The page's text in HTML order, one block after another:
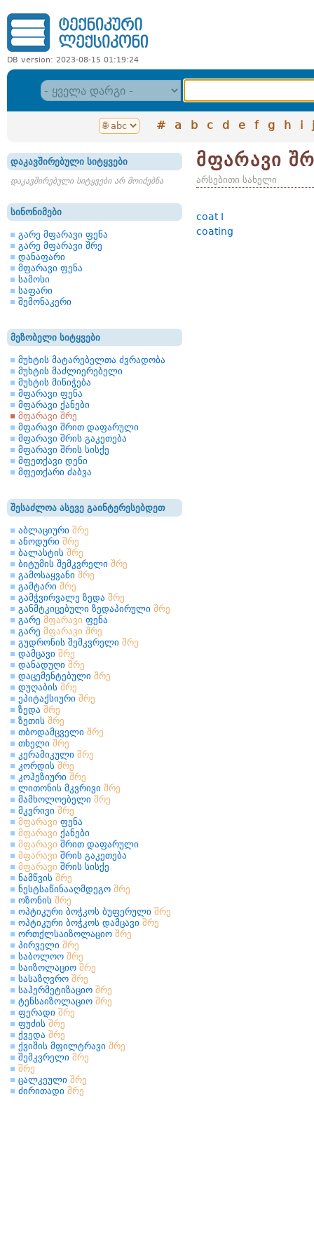
DB version: 2023-08-15 01:19:24
# a b c d e f g h i j
დაკავშირებული სიტყვები
დაკავშირებული სიტყვები არ მოიძებნა
სინონიმები
გარე მფარავი ფენა
გარე მფარავი შრე
დანაფარი
მფარავი ფენა
სამოსი
საფარი
შემონაკერი
მეზობელი სიტყვები
მუხტის მატარებელთა ძვრადობა
მუხტის მაძლიერებელი
მუხტის მინიჭება
მფარავი ფენა
მფარავი ქანები
მფარავი შრე
მფარავი შრით დაფარული
მფარავი შრის გაკეთება
მფარავი შრის სისქე
მფეთქავი დენი
მფეთქარი ძაბვა
შესაძლოა ასევე გაინტერესებდეთ
აბლაციური შრე
ანოდური შრე
ბალასტის შრე
ბიტუმის შემკვრელი შრე
გამოსაყვანი შრე
გამტარი შრე
გამჭვირვალე ზედა შრე
განმტკიცებული ზედაპირული შრე
გარე მფარავი ფენა
გარე მფარავი შრე
გუდრონის შემკვრელი შრე
დამცავი შრე
დანადუღი შრე
დაცემენტებული შრე
დუღაბის შრე
ეპიტაქსიური შრე
ზედა შრე
ზეთის შრე
თბოდამცველი შრე
თხელი შრე
კერამიკული შრე
კორდის შრე
კოჰეზიური შრე
ლითონის მკვრივი შრე
მამხოლოებელი შრე
მკვრივი შრე
მფარავი ფენა
მფარავი ქანები
მფარავი შრით დაფარული
მფარავი შრის გაკეთება
მფარავი შრის სისქე
ნამწვის შრე
ნესტსაწინააღმდეგო შრე
ოზონის შრე
ოპტიკური ბოჭკოს ბუფერული შრე
ოპტიკური ბოჭკოს დამცავი შრე
ორთქლსაიზოლაციო შრე
პირველი შრე
საბოლოო შრე
საიზოლაციო შრე
სასაზღვრო შრე
საჰერმეტიზაციო შრე
ტენსაიზოლაციო შრე
ფერადი შრე
ფუძის შრე
ქვედა შრე
ქვიშის მფილტრავი შრე
შემკვრელი შრე
შრე
ცალკეული შრე
ძირითადი შრე
მფარავი
არსებითი სახელი
coat I
coating